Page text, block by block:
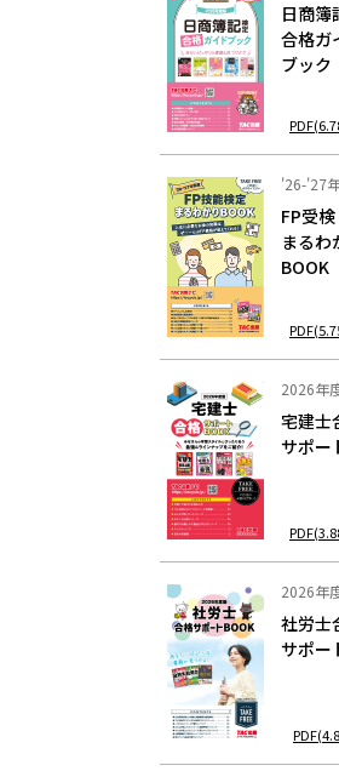
日商簿
合格ガ
ブック
'26-'27
FP受検
まるわ
BOOK
2026年
宅建士
サポー
2026年
社労士
サポー